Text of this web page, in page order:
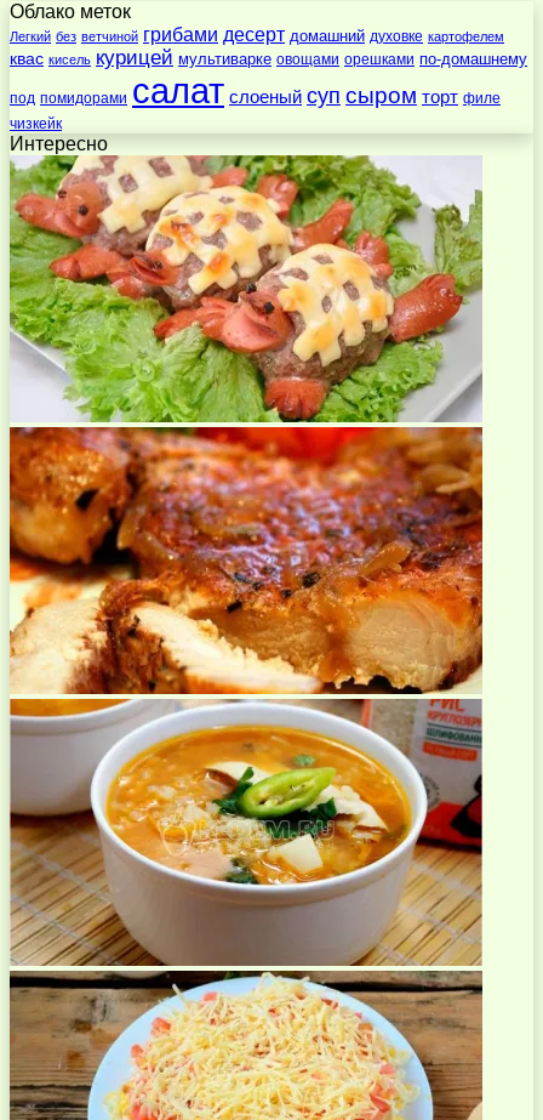
Облако меток
Легкий без ветчиной грибами десерт домашний духовке картофелем
квас кисель курицей мультиварке овощами орешками по-домашнему
под помидорами салат слоеный суп сыром торт филе
чизкейк
Интересно